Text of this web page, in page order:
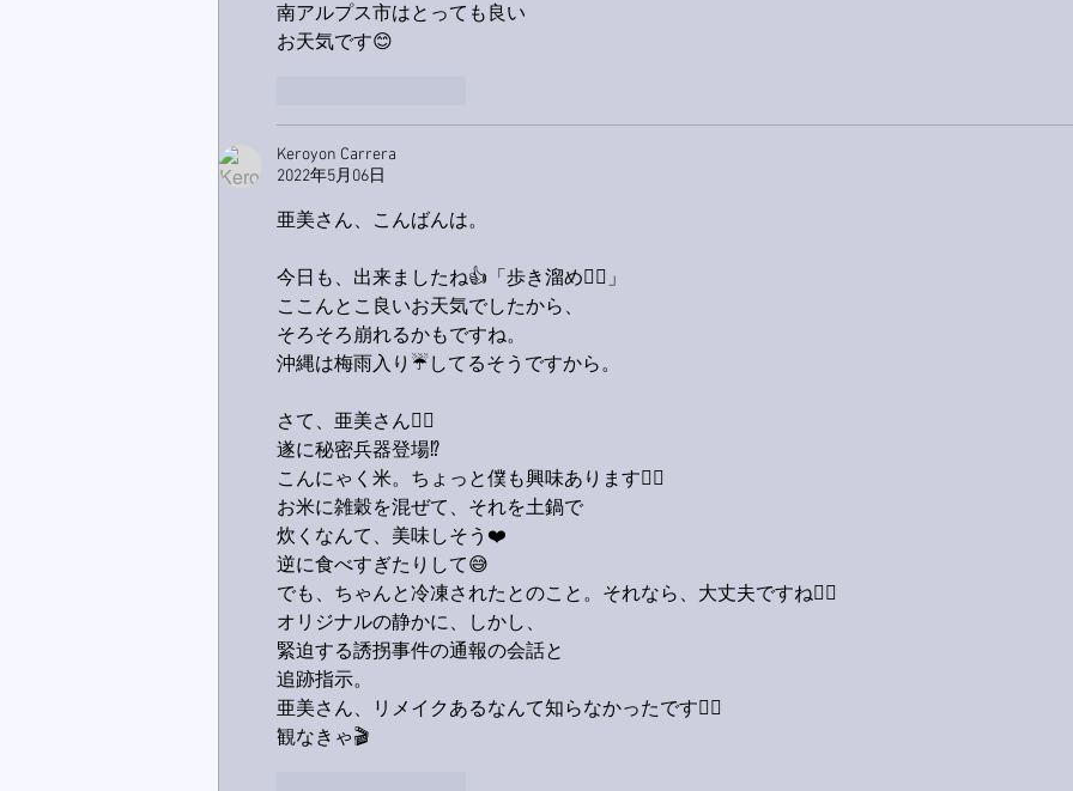
南アルプス市はとっても良い
お天気です😊
Keroyon Carrera
2022年5月06日
亜美さん、こんばんは。
今日も、出来ましたね👍「歩き溜め🚶‍♂️」
ここんとこ良いお天気でしたから、
そろそろ崩れるかもですね。
沖縄は梅雨入り☔️してるそうですから。
さて、亜美さん🙋‍♂️
遂に秘密兵器登場⁉️
こんにゃく米。ちょっと僕も興味あります🙋‍♂️
お米に雑穀を混ぜて、それを土鍋で
炊くなんて、美味しそう❤️
逆に食べすぎたりして😅
でも、ちゃんと冷凍されたとのこと。それなら、大丈夫ですね🙆‍♂️
オリジナルの静かに、しかし、
緊迫する誘拐事件の通報の会話と
追跡指示。
亜美さん、リメイクあるなんて知らなかったです🙋‍♂️
観なきゃ🎬